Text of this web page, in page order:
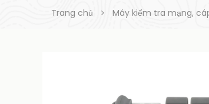
Trang chủ Máy kiểm tra mạng,